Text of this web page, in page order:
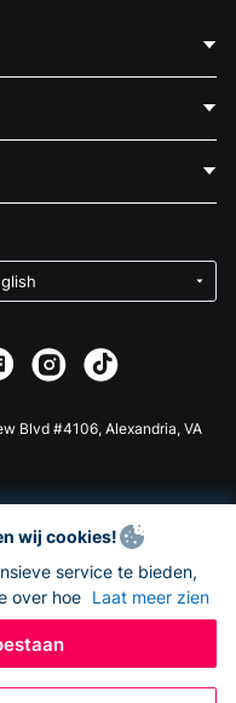
Blvd #4106, Alexandria, VA
wij cookies!
service te bieden,
over hoe Laat meer zien